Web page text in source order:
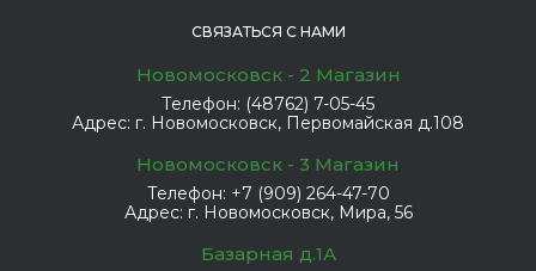
СВЯЗАТЬСЯ С НАМИ
Новомосковск - 2 Магазин
Телефон: (48762) 7-05-45
Адрес: г. Новомосковск, Первомайская д.108
Новомосковск - 3 Магазин
Телефон: +7 (909) 264-47-70
Адрес: г. Новомосковск, Мира, 56
Базарная д.1А